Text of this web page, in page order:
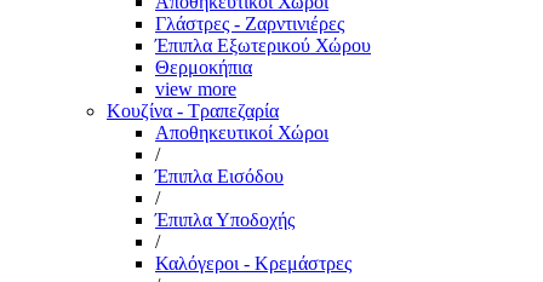
Γλάστρες - Ζαρντινιέρες
Έπιπλα Εξωτερικού Χώρου
Θερμοκήπια
view more
Κουζίνα - Τραπεζαρία
Αποθηκευτικοί Χώροι
/
Έπιπλα Εισόδου
/
Έπιπλα Υποδοχής
/
Καλόγεροι - Κρεμάστρες